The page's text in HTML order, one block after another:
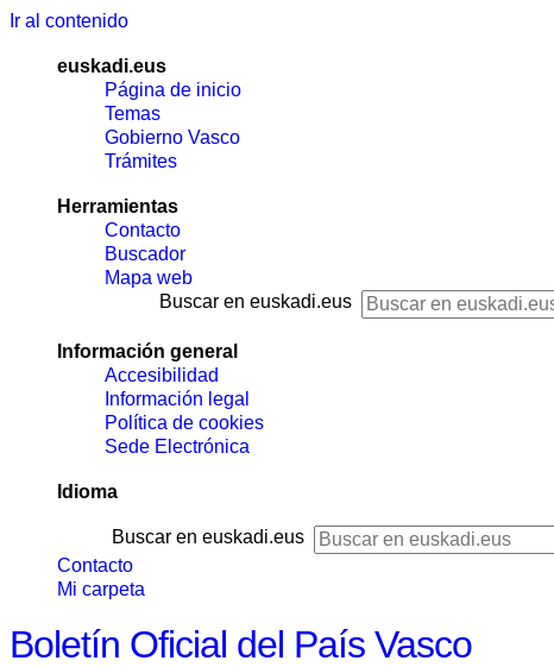
Ir al contenido
euskadi.eus
Página de inicio
Temas
Gobierno Vasco
Trámites
Herramientas
Contacto
Buscador
Mapa web
Buscar en euskadi.eus
Información general
Accesibilidad
Información legal
Política de cookies
Sede Electrónica
Idioma
Buscar en euskadi.eus
Contacto
Mi carpeta
Boletín Oficial del País Vasco